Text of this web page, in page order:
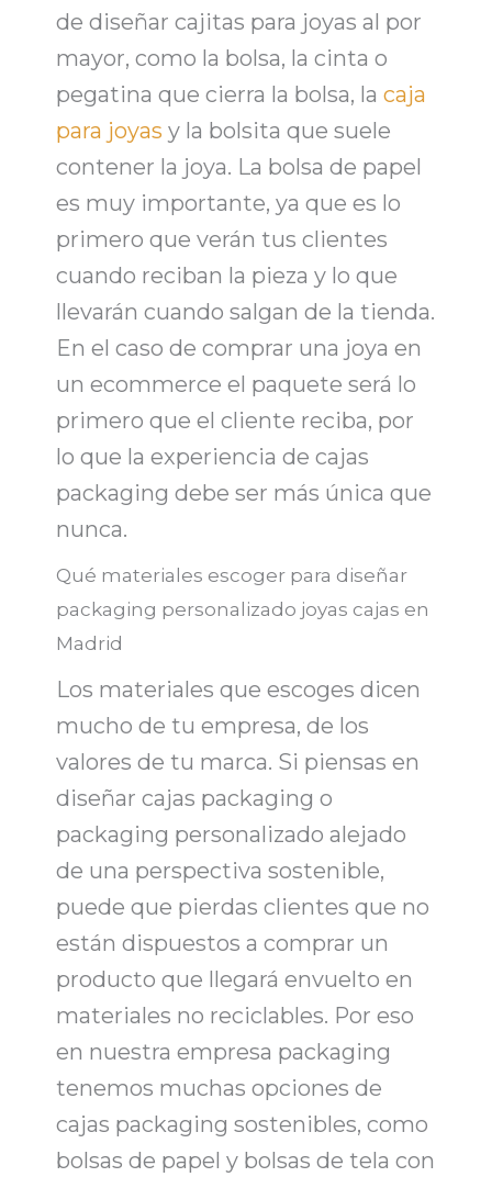
de diseñar cajitas para joyas al por
mayor, como la bolsa, la cinta o
pegatina que cierra la bolsa, la caja
para joyas y la bolsita que suele
contener la joya. La bolsa de papel
es muy importante, ya que es lo
primero que verán tus clientes
cuando reciban la pieza y lo que
llevarán cuando salgan de la tienda.
En el caso de comprar una joya en
un ecommerce el paquete será lo
primero que el cliente reciba, por
lo que la experiencia de cajas
packaging debe ser más única que
nunca.
Qué materiales escoger para diseñar
packaging personalizado joyas cajas en
Madrid
Los materiales que escoges dicen
mucho de tu empresa, de los
valores de tu marca. Si piensas en
diseñar cajas packaging o
packaging personalizado alejado
de una perspectiva sostenible,
puede que pierdas clientes que no
están dispuestos a comprar un
producto que llegará envuelto en
materiales no reciclables. Por eso
en nuestra empresa packaging
tenemos muchas opciones de
cajas packaging sostenibles, como
bolsas de papel y bolsas de tela con